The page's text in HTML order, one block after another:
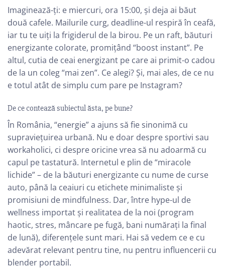
Imaginează-ți: e miercuri, ora 15:00, și deja ai băut
două cafele. Mailurile curg, deadline-ul respiră în ceafă,
iar tu te uiți la frigiderul de la birou. Pe un raft, băuturi
energizante colorate, promițând “boost instant”. Pe
altul, cutia de ceai energizant pe care ai primit-o cadou
de la un coleg “mai zen”. Ce alegi? Și, mai ales, de ce nu
e totul atât de simplu cum pare pe Instagram?
De ce contează subiectul ăsta, pe bune?
În România, “energie” a ajuns să fie sinonimă cu
supraviețuirea urbană. Nu e doar despre sportivi sau
workaholici, ci despre oricine vrea să nu adoarmă cu
capul pe tastatură. Internetul e plin de “miracole
lichide” – de la băuturi energizante cu nume de curse
auto, până la ceaiuri cu etichete minimaliste și
promisiuni de mindfulness. Dar, între hype-ul de
wellness importat și realitatea de la noi (program
haotic, stres, mâncare pe fugă, bani numărați la final
de lună), diferențele sunt mari. Hai să vedem ce e cu
adevărat relevant pentru tine, nu pentru influencerii cu
blender portabil.